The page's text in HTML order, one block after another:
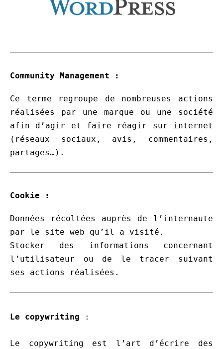
Community Management :
Ce terme regroupe de nombreuses actions
réalisées par une marque ou une société
afin d’agir et faire réagir sur internet
(réseaux sociaux, avis, commentaires,
partages…).
Cookie :
Données récoltées auprès de l’internaute
par le site web qu’il a visité.
Stocker des informations concernant
l’utilisateur ou de le tracer suivant
ses actions réalisées.
Le copywriting :
Le copywriting est l’art d’écrire des